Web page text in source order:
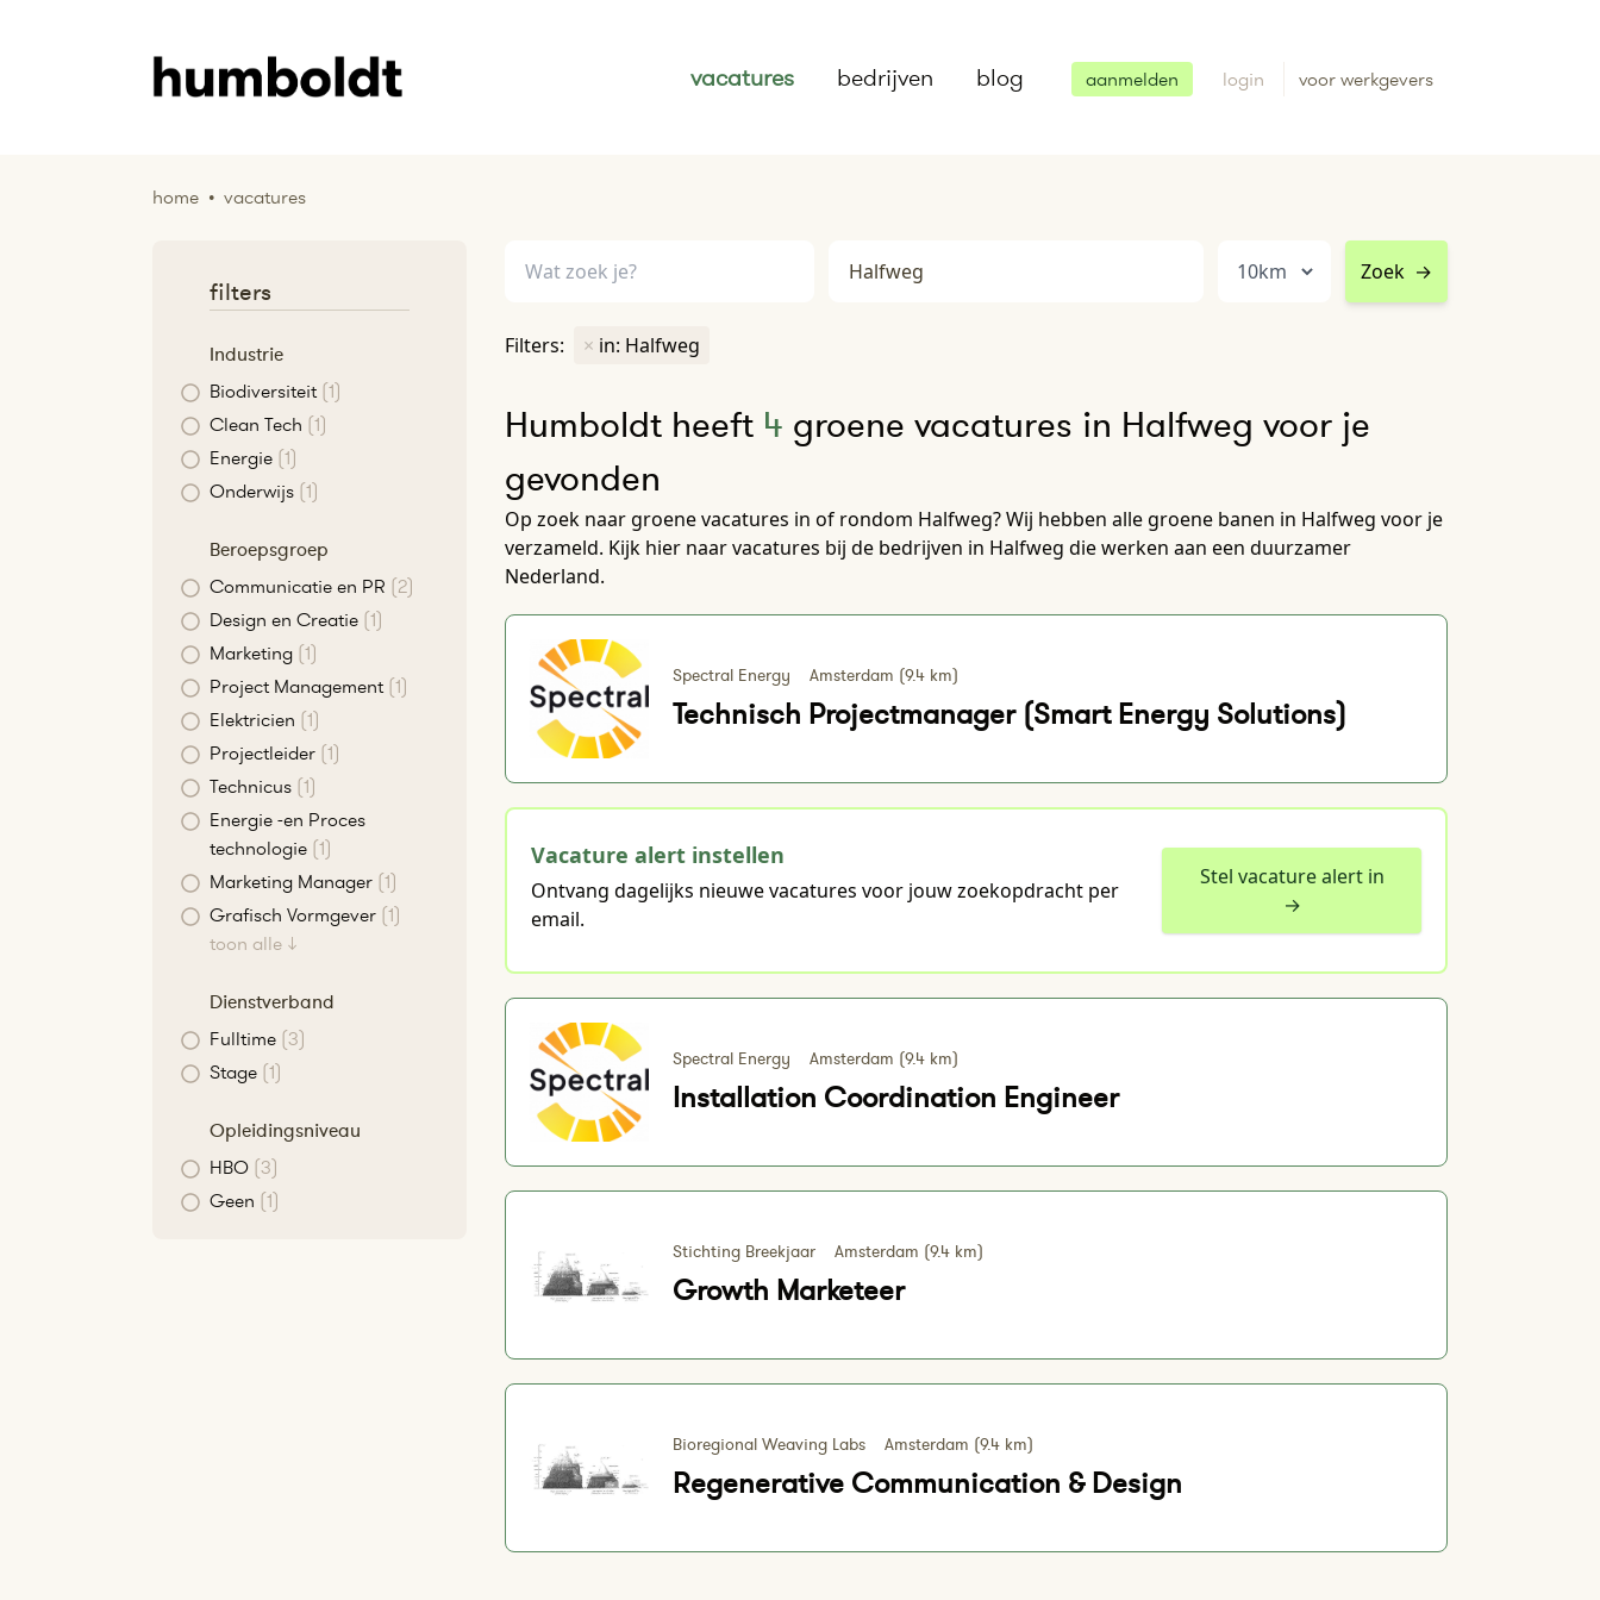
vacatures bedrijven blog aanmelden login voor werkgevers
home • vacatures
Zoek →
Filters: × in: Halfweg
Humboldt heeft 4 groene vacatures in Halfweg voor je
gevonden
Op zoek naar groene vacatures in of rondom Halfweg? Wij hebben alle groene banen in Halfweg voor je
verzameld. Kijk hier naar vacatures bij de bedrijven in Halfweg die werken aan een duurzamer
Nederland.
Spectral Energy Amsterdam (9.4 km)
Technisch Projectmanager (Smart Energy Solutions)
Vacature alert instellen
Ontvang dagelijks nieuwe vacatures voor jouw zoekopdracht per
email.
Stel vacature alert in
→
Spectral Energy Amsterdam (9.4 km)
Installation Coordination Engineer
Stichting Breekjaar Amsterdam (9.4 km)
Growth Marketeer
Bioregional Weaving Labs Amsterdam (9.4 km)
Regenerative Communication & Design
filters
Industrie
Biodiversiteit (1)
Clean Tech (1)
Energie (1)
Onderwijs (1)
Beroepsgroep
Communicatie en PR (2)
Design en Creatie (1)
Marketing (1)
Project Management (1)
Elektricien (1)
Projectleider (1)
Technicus (1)
Energie -en Proces
technologie (1)
Marketing Manager (1)
Grafisch Vormgever (1)
toon alle ↓
Dienstverband
Fulltime (3)
Stage (1)
Opleidingsniveau
HBO (3)
Geen (1)